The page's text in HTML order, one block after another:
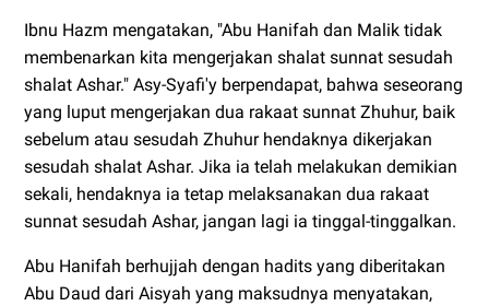
Ibnu Hazm mengatakan, "Abu Hanifah dan Malik tidak
membenarkan kita mengerjakan shalat sunnat sesudah
shalat Ashar." Asy-Syafi'y berpendapat, bahwa seseorang
yang luput mengerjakan dua rakaat sunnat Zhuhur, baik
sebelum atau sesudah Zhuhur hendaknya dikerjakan
sesudah shalat Ashar. Jika ia telah melakukan demikian
sekali, hendaknya ia tetap melaksanakan dua rakaat
sunnat sesudah Ashar, jangan lagi ia tinggal-tinggalkan.
Abu Hanifah berhujjah dengan hadits yang diberitakan
Abu Daud dari Aisyah yang maksudnya menyatakan,